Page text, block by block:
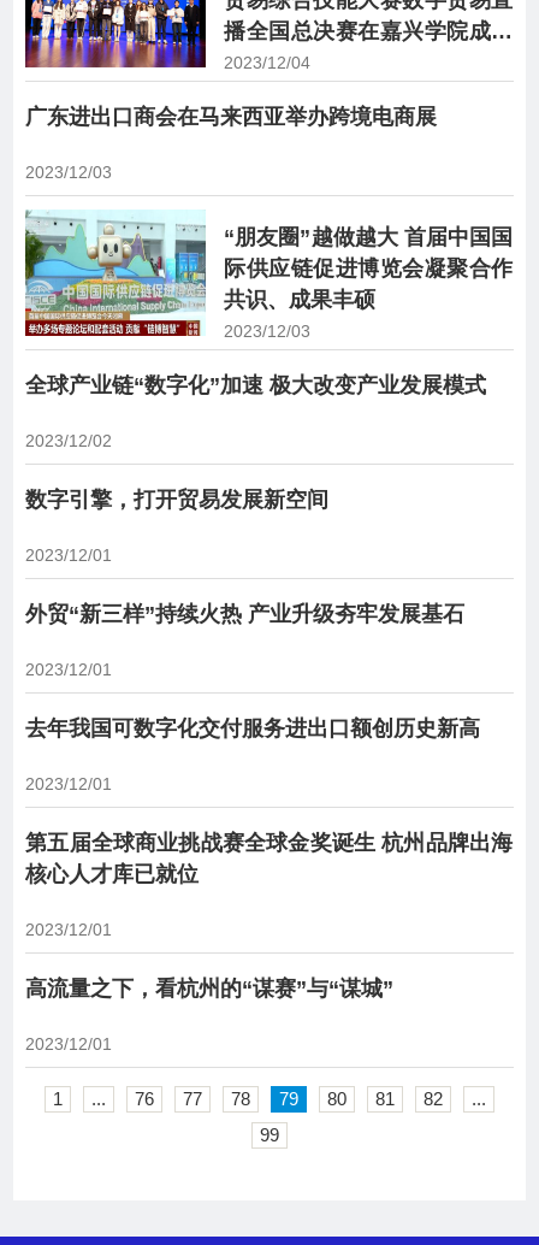
播全国总决赛在嘉兴学院成功
举办
2023/12/04
广东进出口商会在马来西亚举办跨境电商展
2023/12/03
“朋友圈”越做越大 首届中国国
际供应链促进博览会凝聚合作
共识、成果丰硕
2023/12/03
全球产业链“数字化”加速 极大改变产业发展模式
2023/12/02
数字引擎，打开贸易发展新空间
2023/12/01
外贸“新三样”持续火热 产业升级夯牢发展基石
2023/12/01
去年我国可数字化交付服务进出口额创历史新高
2023/12/01
第五届全球商业挑战赛全球金奖诞生 杭州品牌出海
核心人才库已就位
2023/12/01
高流量之下，看杭州的“谋赛”与“谋城”
2023/12/01
1 ... 76 77 78 79 80 81 82
...
99